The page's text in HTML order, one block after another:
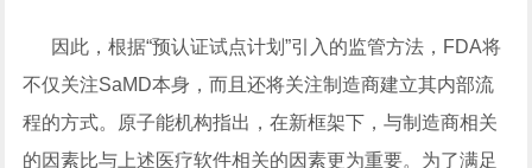
因此，根据“预认证试点计划”引入的监管方法，FDA将
不仅关注SaMD本身，而且还将关注制造商建立其内部流
程的方式。原子能机构指出，在新框架下，与制造商相关
的因素比与上述医疗软件相关的因素更为重要。为了满足